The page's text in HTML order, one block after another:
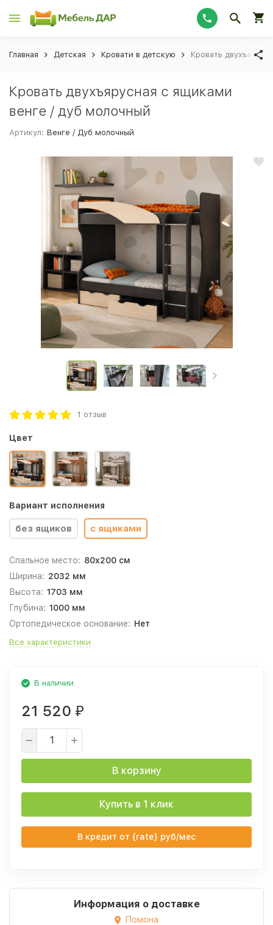
Главная Детская Кровати в детскую Кровать
Кровать двухъярусная с ящиками
венге / дуб молочный
Артикул: Венге / Дуб молочный
1 отзыв
Цвет
Вариант исполнения
без ящиков с ящиками
Спальное место: 80x200 см
Ширина: 2032 мм
Высота: 1703 мм
Глубина: 1000 мм
Ортопедическое основание: Нет
Все характеристики
В наличии
21 520 ₽
В корзину
Купить в 1 клик
В кредит от {rate} руб/мес
Информация о доставке
Помона